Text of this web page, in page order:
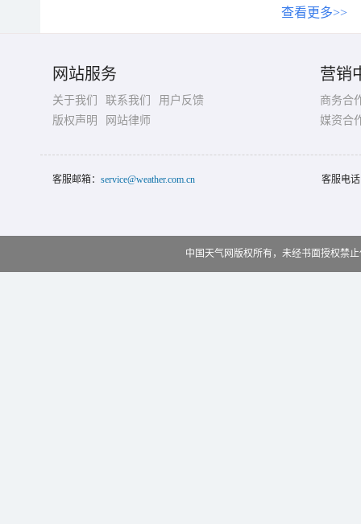
查看更多>>
网站服务
关于我们 联系我们
用户反馈
版权声明
网站律师
营销
商务合
媒资合
客服邮箱： service@weather.com.cn 客服电
中国天气网版权所有，未经书面授权